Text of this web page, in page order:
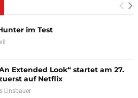
im Test
Extended Look“ startet am 27.
auf Netflix
Linsbauer